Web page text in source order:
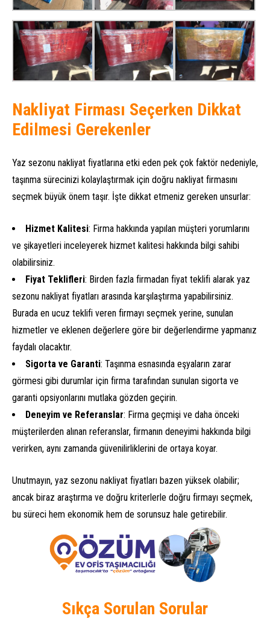
Nakliyat Firması Seçerken Dikkat
Edilmesi Gerekenler
Yaz sezonu nakliyat fiyatlarına etki eden pek çok faktör nedeniyle,
taşınma sürecinizi kolaylaştırmak için doğru nakliyat firmasını
seçmek büyük önem taşır. İşte dikkat etmeniz gereken unsurlar:
Hizmet Kalitesi: Firma hakkında yapılan müşteri yorumlarını
ve şikayetleri inceleyerek hizmet kalitesi hakkında bilgi sahibi
olabilirsiniz.
Fiyat Teklifleri: Birden fazla firmadan fiyat teklifi alarak yaz
sezonu nakliyat fiyatları arasında karşılaştırma yapabilirsiniz.
Burada en ucuz teklifi veren firmayı seçmek yerine, sunulan
hizmetler ve eklenen değerlere göre bir değerlendirme yapmanız
faydalı olacaktır.
Sigorta ve Garanti: Taşınma esnasında eşyaların zarar
görmesi gibi durumlar için firma tarafından sunulan sigorta ve
garanti opsiyonlarını mutlaka gözden geçirin.
Deneyim ve Referanslar: Firma geçmişi ve daha önceki
müşterilerden alınan referanslar, firmanın deneyimi hakkında bilgi
verirken, aynı zamanda güvenilirliklerini de ortaya koyar.
Unutmayın, yaz sezonu nakliyat fiyatları bazen yüksek olabilir;
ancak biraz araştırma ve doğru kriterlerle doğru firmayı seçmek,
bu süreci hem ekonomik hem de sorunsuz hale getirebilir.
Sıkça Sorulan Sorular